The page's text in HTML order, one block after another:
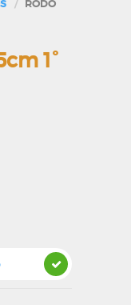
RODO
1°